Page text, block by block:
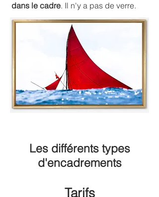
dans le cadre. Il n'y a pas de verre.
Les différents types
d'encadrements
Tarifs